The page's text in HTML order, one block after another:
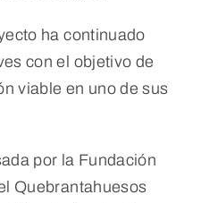
ha continuado
con el objetivo de
viable en uno de sus
por la Fundación
Quebrantahuesos